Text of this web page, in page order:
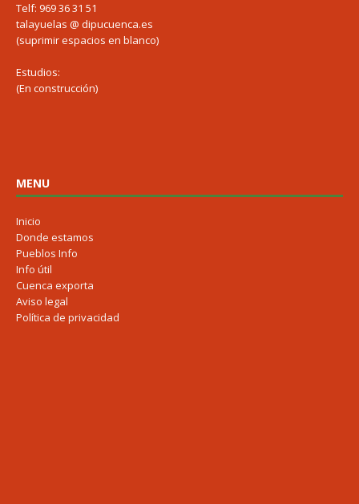
Telf: 969 36 31 51
talayuelas @ dipucuenca.es
(suprimir espacios en blanco)
Estudios:
(En construcción)
MENU
Inicio
Donde estamos
Pueblos Info
Info útil
Cuenca exporta
Aviso legal
Política de privacidad